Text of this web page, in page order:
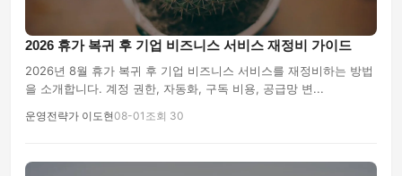
2026 휴가 복귀 후 기업 비즈니스 서비스 재정비 가이드
2026년 8월 휴가 복귀 후 기업 비즈니스 서비스를 재정비하는 방법
을 소개합니다. 계정 권한, 자동화, 구독 비용, 공급망 변...
운영전략가 이도현08-01 조회 30